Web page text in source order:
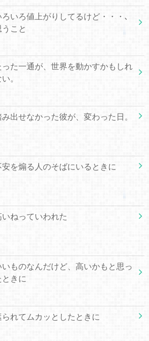
ろいろ値上がりしてるけど・・・､
うこと
った一通が、世界を動かすかもしれ
。
み出せなかった彼が、変わった日。
安を煽る人のそばにいるときに
いねっていわれた
いものなんだけど、高いかもと思っ
ときに
られてムカッとしたときに